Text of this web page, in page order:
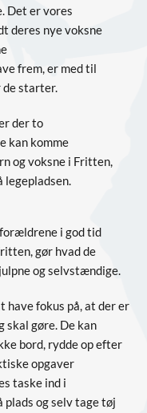
Det er vores
deres nye voksne
frem, er med til
de starter.
der to
kan komme
og voksne i Fritten,
legepladsen.
i god tid
gør hvad de
og selvstændige.
have fokus på, at der er
skal gøre. De kan
bord, rydde op efter
opgaver
taske ind i
plads og selv tage tøj